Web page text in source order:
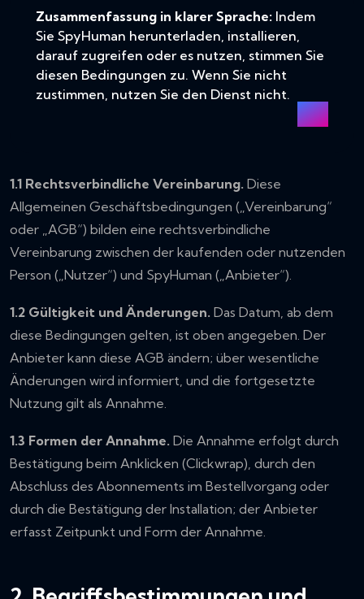
Zusammenfassung in klarer Sprache: Indem
Sie SpyHuman herunterladen, installieren,
darauf zugreifen oder es nutzen, stimmen Sie
diesen Bedingungen zu. Wenn Sie nicht
zustimmen, nutzen Sie den Dienst nicht.
1.1 Rechtsverbindliche Vereinbarung. Diese
Allgemeinen Geschäftsbedingungen („Vereinbarung“
oder „AGB“) bilden eine rechtsverbindliche
Vereinbarung zwischen der kaufenden oder nutzenden
Person („Nutzer“) und SpyHuman („Anbieter“).
1.2 Gültigkeit und Änderungen. Das Datum, ab dem
diese Bedingungen gelten, ist oben angegeben. Der
Anbieter kann diese AGB ändern; über wesentliche
Änderungen wird informiert, und die fortgesetzte
Nutzung gilt als Annahme.
1.3 Formen der Annahme. Die Annahme erfolgt durch
Bestätigung beim Anklicken (Clickwrap), durch den
Abschluss des Abonnements im Bestellvorgang oder
durch die Bestätigung der Installation; der Anbieter
erfasst Zeitpunkt und Form der Annahme.